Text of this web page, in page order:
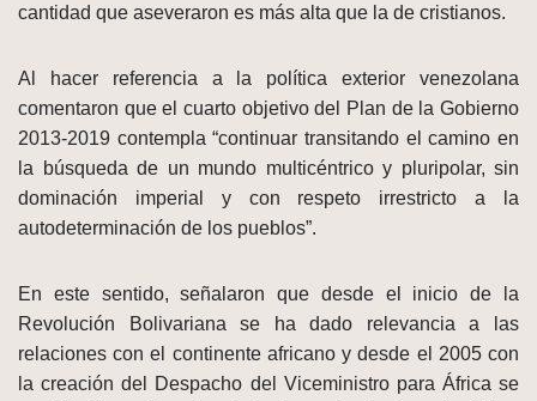
cantidad que aseveraron es más alta que la de cristianos.
Al hacer referencia a la política exterior venezolana
comentaron que el cuarto objetivo del Plan de la Gobierno
2013-2019 contempla “continuar transitando el camino en
la búsqueda de un mundo multicéntrico y pluripolar, sin
dominación imperial y con respeto irrestricto a la
autodeterminación de los pueblos”.
En este sentido, señalaron que desde el inicio de la
Revolución Bolivariana se ha dado relevancia a las
relaciones con el continente africano y desde el 2005 con
la creación del Despacho del Viceministro para África se